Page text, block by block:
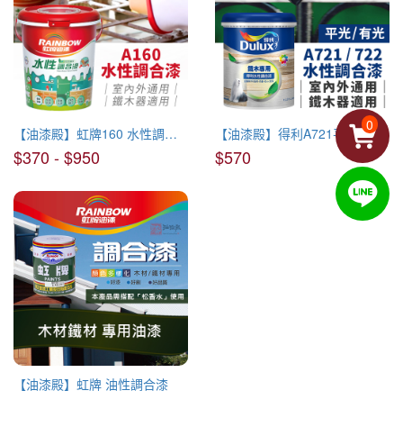
【油漆殿】虹牌160 水性調合漆
$370 - $950
【油漆殿】得利A721平光 A722有光 水性調合漆(請備註有光平光)
$570
【油漆殿】虹牌 油性調合漆
0